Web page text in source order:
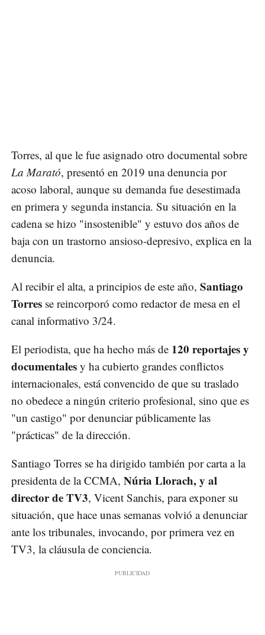
Torres, al que le fue asignado otro documental sobre
La Marató, presentó en 2019 una denuncia por
acoso laboral, aunque su demanda fue desestimada
en primera y segunda instancia. Su situación en la
cadena se hizo "insostenible" y estuvo dos años de
baja con un trastorno ansioso-depresivo, explica en la
denuncia.
Al recibir el alta, a principios de este año, Santiago
Torres se reincorporó como redactor de mesa en el
canal informativo 3/24.
El periodista, que ha hecho más de 120 reportajes y
documentales y ha cubierto grandes conflictos
internacionales, está convencido de que su traslado
no obedece a ningún criterio profesional, sino que es
"un castigo" por denunciar públicamente las
"prácticas" de la dirección.
Santiago Torres se ha dirigido también por carta a la
presidenta de la CCMA, Núria Llorach, y al
director de TV3, Vicent Sanchis, para exponer su
situación, que hace unas semanas volvió a denunciar
ante los tribunales, invocando, por primera vez en
TV3, la cláusula de conciencia.